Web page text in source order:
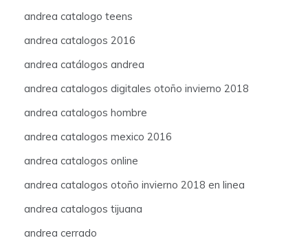
andrea catalogo teens
andrea catalogos 2016
andrea catálogos andrea
andrea catalogos digitales otoño invierno 2018
andrea catalogos hombre
andrea catalogos mexico 2016
andrea catalogos online
andrea catalogos otoño invierno 2018 en linea
andrea catalogos tijuana
andrea cerrado